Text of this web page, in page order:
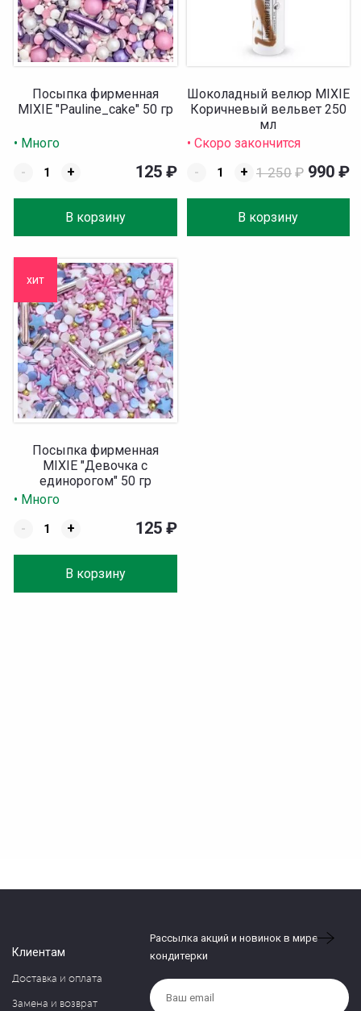
Посыпка фирменная
MIXIE "Pauline_cake" 50 гр
• Много
-
+
В корзину
125 ₽
Шоколадный велюр MIXIE
Коричневый вельвет 250
мл
• Скоро закончится
-
+
В корзину
1 250 ₽ 990 ₽
хит
Посыпка фирменная
MIXIE "Девочка с
единорогом" 50 гр
• Много
-
+
В корзину
125 ₽
Клиентам
Доставка и оплата
Замена и возврат
Рассылка акций и новинок в мире
кондитерки